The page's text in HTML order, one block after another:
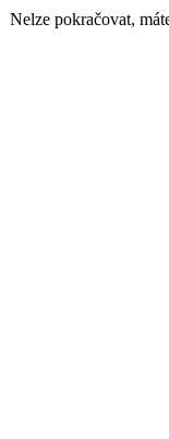
Nelze pokračovat,